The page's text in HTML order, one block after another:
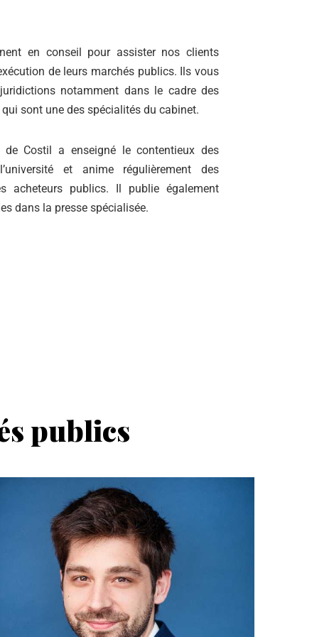
en conseil pour assister nos clients
de leurs marchés publics. Ils vous
notamment dans le cadre des
sont une des spécialités du cabinet.
Costil a enseigné le contentieux des
et anime régulièrement des
acheteurs publics. Il publie également
dans la presse spécialisée.
publics